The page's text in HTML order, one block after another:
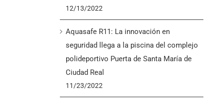
12/13/2022
Aquasafe R11: La innovación en
seguridad llega a la piscina del complejo
polideportivo Puerta de Santa María de
Ciudad Real
11/23/2022